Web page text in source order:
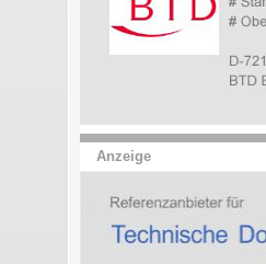
Anzeige